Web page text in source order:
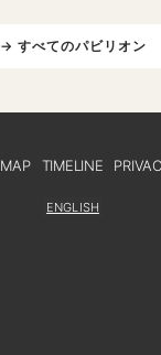
→ すべてのパビリオン
MAP TIMELINE
ENGLISH